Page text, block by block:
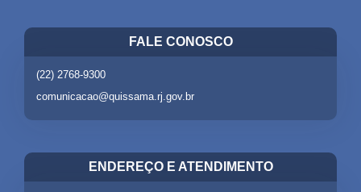
FALE CONOSCO
(22) 2768-9300
comunicacao@quissama.rj.gov.br
ENDEREÇO E ATENDIMENTO